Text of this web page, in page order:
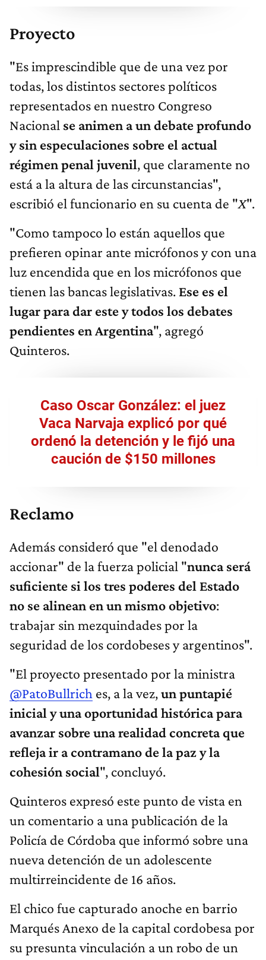
Proyecto
"Es imprescindible que de una vez por
todas, los distintos sectores políticos
representados en nuestro Congreso
Nacional se animen a un debate profundo
y sin especulaciones sobre el actual
régimen penal juvenil, que claramente no
está a la altura de las circunstancias",
escribió el funcionario en su cuenta de "X".
"Como tampoco lo están aquellos que
prefieren opinar ante micrófonos y con una
luz encendida que en los micrófonos que
tienen las bancas legislativas. Ese es el
lugar para dar este y todos los debates
pendientes en Argentina", agregó
Quinteros.
Caso Oscar González: el juez
Vaca Narvaja explicó por qué
ordenó la detención y le fijó una
caución de $150 millones
Reclamo
Además consideró que "el denodado
accionar" de la fuerza policial "nunca será
suficiente si los tres poderes del Estado
no se alinean en un mismo objetivo:
trabajar sin mezquindades por la
seguridad de los cordobeses y argentinos".
"El proyecto presentado por la ministra
@PatoBullrich es, a la vez,un puntapié
inicial y una oportunidad histórica para
avanzar sobre una realidad concreta que
refleja ir a contramano de la paz y la
cohesión social", concluyó.
Quinteros expresó este punto de vista en
un comentario a una publicación de la
Policía de Córdoba que informó sobre una
nueva detención de un adolescente
multirreincidente de 16 años.
El chico fue capturado anoche en barrio
Marqués Anexo de la capital cordobesa por
su presunta vinculación a un robo de un